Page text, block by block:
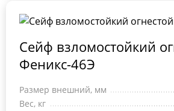
Сейф взломостойкий
Феникс-46Э
Размер внешний, мм
Вес, кг